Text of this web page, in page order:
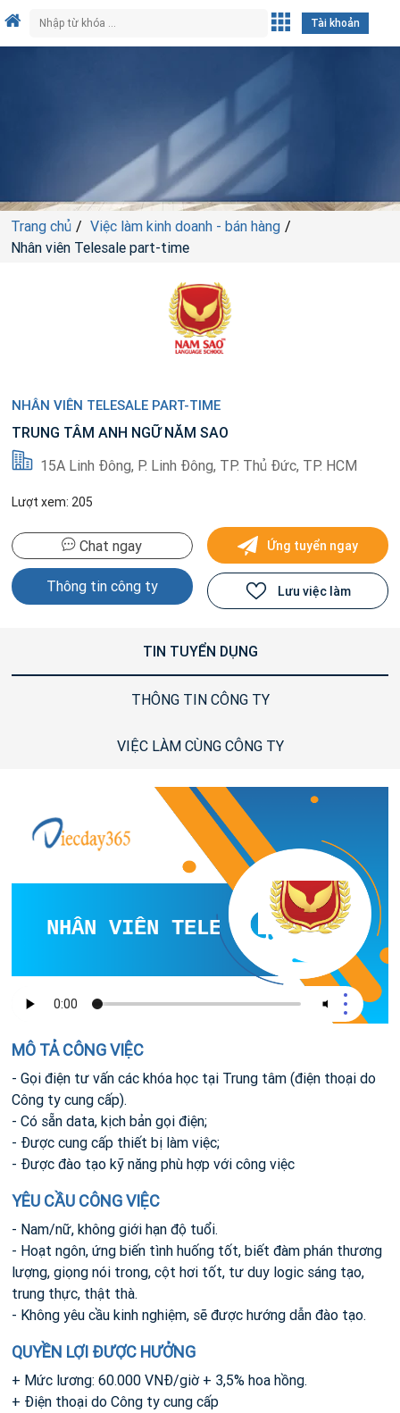
Tài khoản
Trang chủ
Việc làm kinh doanh - bán hàng
Nhân viên Telesale part-time
NHÂN VIÊN TELESALE PART-TIME
TRUNG TÂM ANH NGỮ NĂM SAO
15A Linh Đông, P. Linh Đông, TP. Thủ Đức, TP. HCM
Lượt xem: 205
Chat ngay
Thông tin công ty
Ứng tuyển ngay
Lưu việc làm
TIN TUYỂN DỤNG
THÔNG TIN CÔNG TY
VIỆC LÀM CÙNG CÔNG TY
NHÂN VIÊN TELESALE PART-TIME
MÔ TẢ CÔNG VIỆC
- Gọi điện tư vấn các khóa học tại Trung tâm (điện thoại do
Công ty cung cấp).
- Có sẵn data, kịch bản gọi điện;
- Được cung cấp thiết bị làm việc;
- Được đào tạo kỹ năng phù hợp với công việc
YÊU CẦU CÔNG VIỆC
- Nam/nữ, không giới hạn độ tuổi.
- Hoạt ngôn, ứng biến tình huống tốt, biết đàm phán thương
lượng, giọng nói trong, cột hơi tốt, tư duy logic sáng tạo,
trung thực, thật thà.
- Không yêu cầu kinh nghiệm, sẽ được hướng dẫn đào tạo.
QUYỀN LỢI ĐƯỢC HƯỞNG
+ Mức lương: 60.000 VNĐ/giờ + 3,5% hoa hồng.
+ Điện thoại do Công ty cung cấp